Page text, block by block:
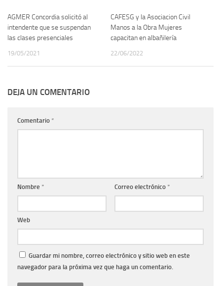
AGMER Concordia solicitó al
intendente que se suspendan
las clases presenciales
19/05/2021
CAFESG y la Asociacion Civil
Manos a la Obra Mujeres
capacitan en albañilería
22/06/2022
DEJA UN COMENTARIO
Comentario *
Nombre * Correo electrónico *
Web
Guardar mi nombre, correo electrónico y sitio web en este
navegador para la próxima vez que haga un comentario.